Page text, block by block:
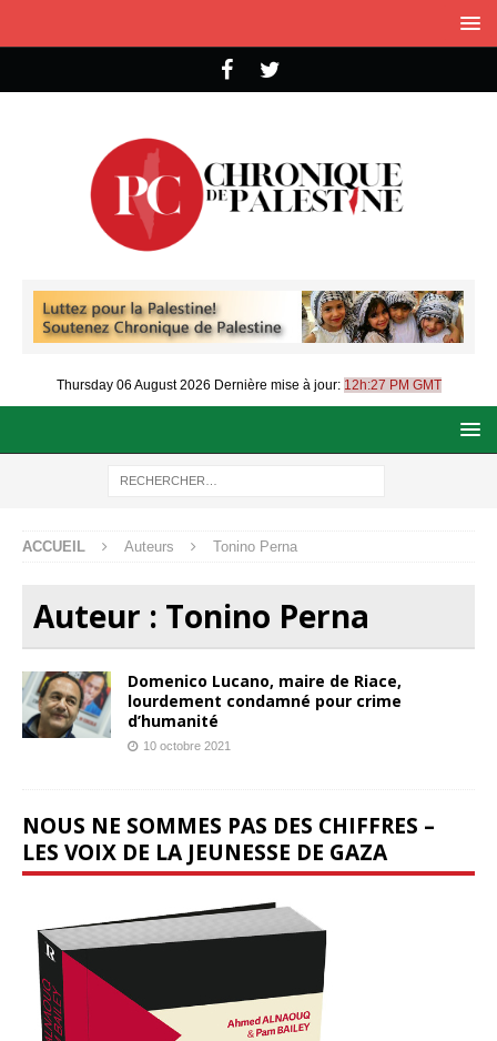
Thursday 06 August 2026 Dernière mise à jour: 12h:27 PM GMT
ACCUEIL Auteurs Tonino Perna
Auteur : Tonino Perna
Domenico Lucano, maire de Riace,
lourdement condamné pour crime
d’humanité
10 octobre 2021
NOUS NE SOMMES PAS DES CHIFFRES –
LES VOIX DE LA JEUNESSE DE GAZA